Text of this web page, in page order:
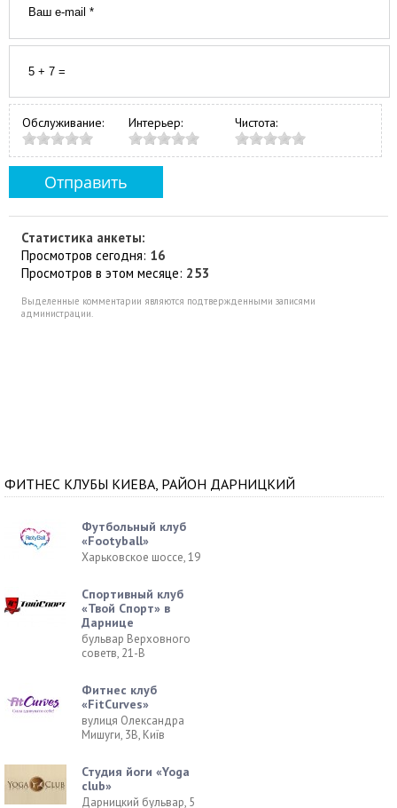
Обслуживание: Интерьер: Чистота:
Статистика анкеты:
Просмотров сегодня: 16
Просмотров в этом месяце: 253
Выделенные комментарии являются подтвержденными записями
администрации.
ФИТНЕС КЛУБЫ КИЕВА, РАЙОН ДАРНИЦКИЙ
Футбольный клуб
«Footyball»
Харьковское шоссе, 19
Спортивный клуб
«Твой Спорт» в
Дарнице
бульвар Верховного
советв, 21-В
Фитнес клуб
«FitCurves»
вулиця Олександра
Мишуги, 3В, Київ
Студия йоги «Yoga
club»
Дарницкий бульвар, 5